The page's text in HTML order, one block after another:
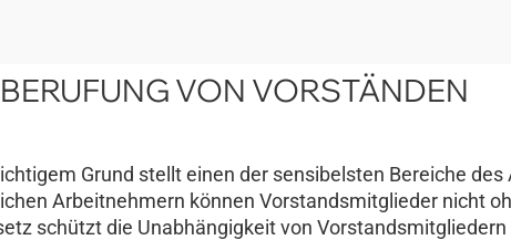
VON VORSTÄNDEN
Grund stellt einen der sensibelsten Bereiche des
Arbeitnehmern können Vorstandsmitglieder nicht
schützt die Unabhängigkeit von Vorstandsmitgliedern